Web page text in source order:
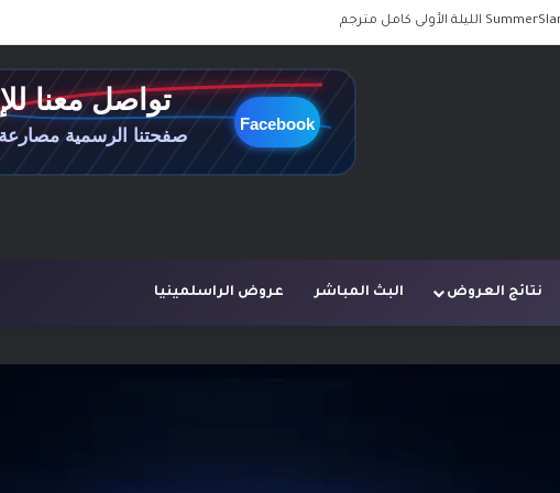
نتائج العروض البث المباشر عروض الراسلمينيا